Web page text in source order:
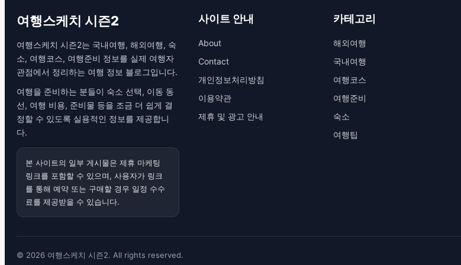
여행스케치 시즌2
여행스케치 시즌2는 국내여행, 해외여행, 숙
소, 여행코스, 여행준비 정보를 실제 여행자
관점에서 정리하는 여행 정보 블로그입니다.
여행을 준비하는 분들이 숙소 선택, 이동 동
선, 여행 비용, 준비물 등을 조금 더 쉽게 결
정할 수 있도록 실용적인 정보를 제공합니
다.
본 사이트의 일부 게시물은 제휴 마케팅
링크를 포함할 수 있으며, 사용자가 링크
를 통해 예약 또는 구매할 경우 일정 수수
료를 제공받을 수 있습니다.
사이트 안내
About
Contact
개인정보처리방침
이용약관
제휴 및 광고 안내
카테고리
해외여행
국내여행
여행코스
여행준비
숙소
여행팁
© 2026 여행스케치 시즌2. All rights reserved.